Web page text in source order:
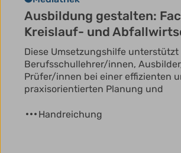
Ausbildung gestalten:
Kreislauf- und
Diese Umsetzungshilfe unterstützt
Berufsschullehrer/innen,
Prüfer/innen bei einer effizienten
praxisorientierten Planung und
Handreichung